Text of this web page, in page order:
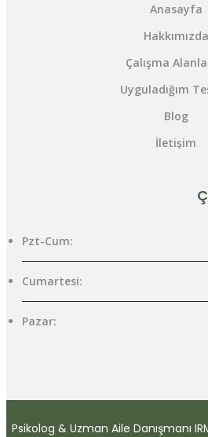
Anasayfa
Hakkımızda
Çalışma
Uyguladığım
Blog
İletişim
Pzt-Cum:
Cumartesi:
Pazar:
Psikolog & Uzman Aile Danışmanı